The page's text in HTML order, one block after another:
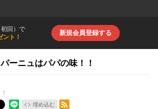
回）で
ト！
新規会員登録する
ーニュはパパの味！！
埋め込む
RSSフィード